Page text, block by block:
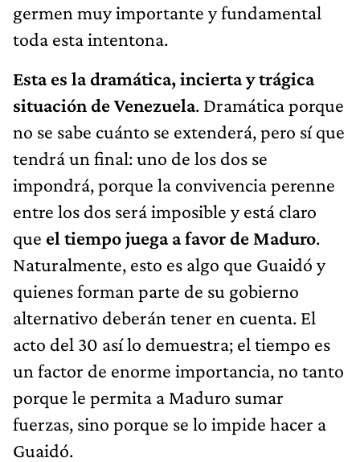
germen muy importante y fundamental
toda esta intentona.
Esta es la dramática, incierta y trágica
situación de Venezuela. Dramática porque
no se sabe cuánto se extenderá, pero sí que
tendrá un final: uno de los dos se
impondrá, porque la convivencia perenne
entre los dos será imposible y está claro
que el tiempo juega a favor de Maduro.
Naturalmente, esto es algo que Guaidó y
quienes forman parte de su gobierno
alternativo deberán tener en cuenta. El
acto del 30 así lo demuestra; el tiempo es
un factor de enorme importancia, no tanto
porque le permita a Maduro sumar
fuerzas, sino porque se lo impide hacer a
Guaidó.